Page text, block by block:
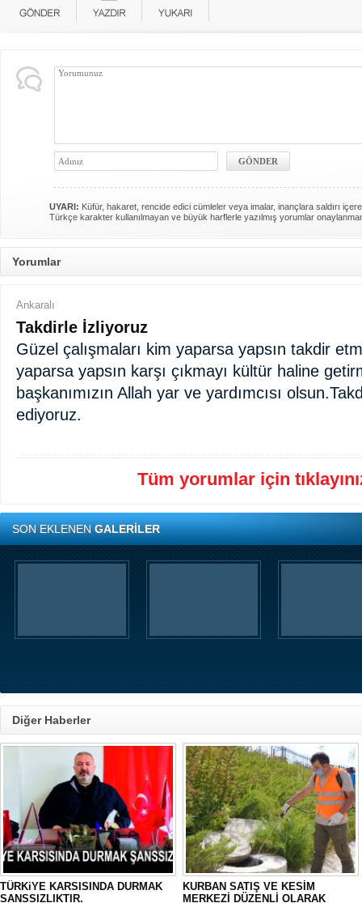
UYARI: Küfür, hakaret, rencide edici cümleler veya imalar, inançlara saldırı
Türkçe karakter kullanılmayan ve büyük harflerle yazılmış yorumlar
Yorumlar
Ankaralı
Takdirle İzliyoruz
Güzel çalışmaları kim yaparsa yapsın takdir
yaparsa yapsın karşı çıkmayı kültür haline
başkanımızın Allah yar ve yardımcısı
ediyoruz.
Tüm yorumlar için
SON EKLENENGALERİLER
Diğer Haberler
TÜRKiYE KARSISINDA DURMAK
SANSSIZLIKTIR.
KURBAN SATIŞ VE KESİM
MERKEZİ DÜZENLİ OLARAK